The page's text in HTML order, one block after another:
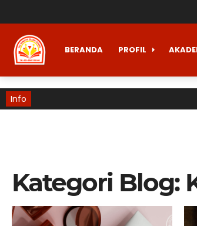
BERANDA PROFIL
Info
Kategori Blog: